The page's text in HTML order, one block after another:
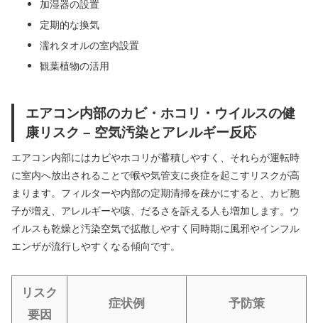
加湿器の設置
定期的な換気
濡れタオルの室内設置
観葉植物の活用
エアコン内部のカビ・ホコリ・ウイルスの健
康リスク – 空気汚染とアレルギー反応
エアコン内部にはカビやホコリが蓄積しやすく、それらが運転時
に室内へ放出されることで喉や気管支に炎症を起こすリスクが高
まります。フィルターや内部の定期清掃を疎かにすると、カビ胞
子が増え、アレルギーや咳、だるさを訴える人も増加します。ウ
イルスも乾燥と汚染空気で拡散しやすく同時期に風邪やインフル
エンザが流行しやすくなる傾向です。
リスク
要因
症状例 予防策